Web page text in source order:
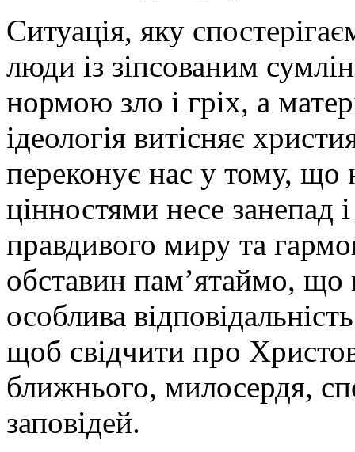
Ситуація, яку
люди із зіпсованим
нормою зло і гріх, а
ідеологія витісняє
переконує нас у тому, що
цінностями несе занепад
правдивого миру та
обставин пам’ятаймо, що
особлива
щоб свідчити про
ближнього, милосердя,
заповідей.